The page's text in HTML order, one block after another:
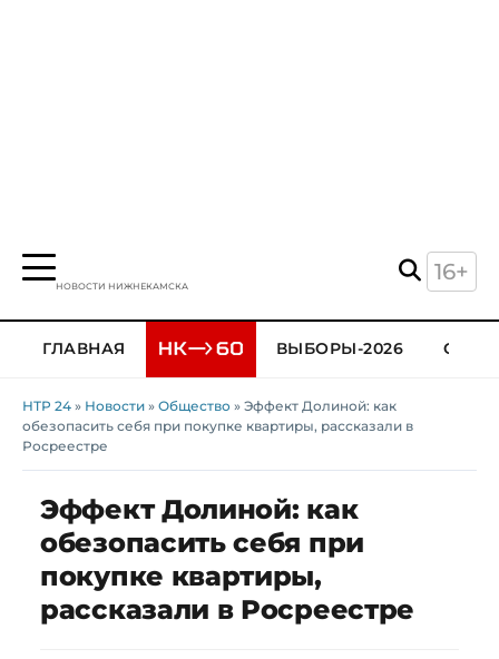
НОВОСТИ НИЖНЕКАМСКА
16+
ГЛАВНАЯ ВЫБОРЫ-2026
НТР 24 » Новости » Общество » Эффект Долиной: как
обезопасить себя при покупке квартиры, рассказали в
Росреестре
Эффект Долиной: как
обезопасить себя при
покупке квартиры,
рассказали в Росреестре